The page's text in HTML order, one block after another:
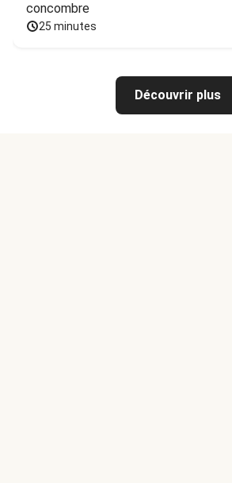
concombre
25 minutes
Découvrir plus